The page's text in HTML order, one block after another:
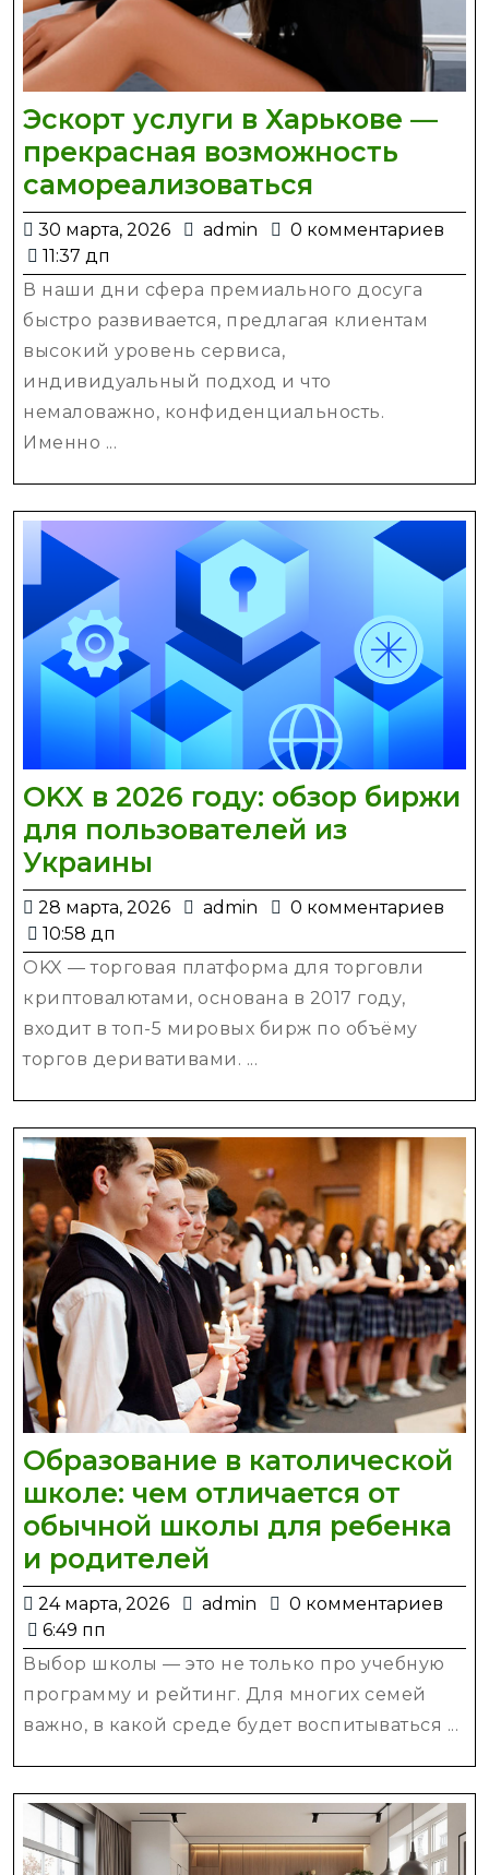
Эскорт услуги в Харькове —
прекрасная возможность
самореализоваться
услуги
Харькове
—
30 марта, 2026
30
2026
admin admin
0 комментариев
11:37 дп
В наши дни сфера премиального досуга
быстро развивается, предлагая клиентам
высокий уровень сервиса,
индивидуальный подход и что
немаловажно, конфиденциальность.
Именно ...
OKX в 2026 году: обзор биржи
для пользователей из
Украины
в
году:
обзор
биржи
для
из
Украины
28 марта, 2026
28
2026
admin admin
0 комментариев
10:58 дп
OKX — торговая платформа для торговли
криптовалютами, основана в 2017 году,
входит в топ-5 мировых бирж по объёму
торгов деривативами. ...
Образование в католической
школе: чем отличается от
обычной школы для ребенка
и родителей
в
католической
школе:
чем
отличается
обычной
школы
для
24 марта, 2026
24
2026
admin admin
0 комментариев
6:49 пп
Выбор школы — это не только про учебную
программу и рейтинг. Для многих семей
важно, в какой среде будет воспитываться ...